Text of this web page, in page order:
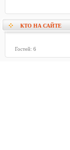
КТО НА САЙТЕ
Гостей: 6